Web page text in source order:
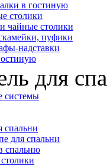
в гостиную
столики
чайные столики
пуфики
надставки
для
системы
для спальни
спальню